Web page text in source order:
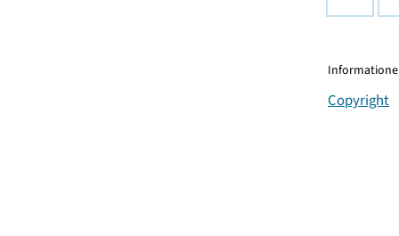
Copyright